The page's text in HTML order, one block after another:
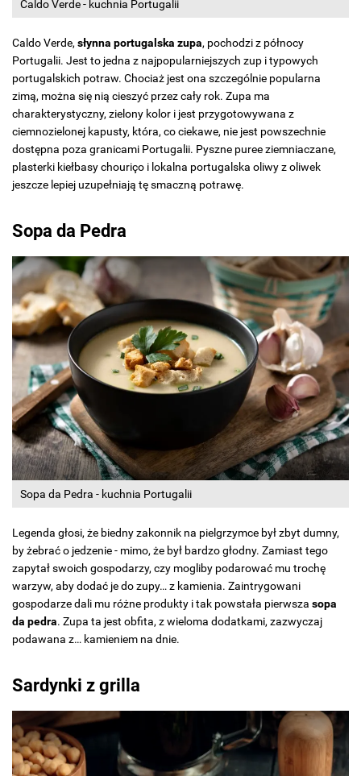
Caldo Verde - kuchnia Portugalii
Caldo Verde,słynna portugalska zupa, pochodzi z północy
Portugalii. Jest to jedna z najpopularniejszych zup i typowych
portugalskich potraw. Chociaż jest ona szczególnie popularna
zimą, można się nią cieszyć przez cały rok. Zupa ma
charakterystyczny, zielony kolor i jest przygotowywana z
ciemnozielonej kapusty, która, co ciekawe, nie jest powszechnie
dostępna poza granicami Portugalii. Pyszne puree ziemniaczane,
plasterki kiełbasy chouriço i lokalna portugalska oliwy z oliwek
jeszcze lepiej uzupełniają tę smaczną potrawę.
Sopa da Pedra
Sopa da Pedra - kuchnia Portugalii
Legenda głosi, że biedny zakonnik na pielgrzymce był zbyt dumny,
by żebrać o jedzenie - mimo, że był bardzo głodny. Zamiast tego
zapytał swoich gospodarzy, czy mogliby podarować mu trochę
warzyw, aby dodać je do zupy… z kamienia. Zaintrygowani
gospodarze dali mu różne produkty i tak powstała pierwsza sopa
da pedra. Zupa ta jest obfita, z wieloma dodatkami, zazwyczaj
podawana z… kamieniem na dnie.
Sardynki z grilla